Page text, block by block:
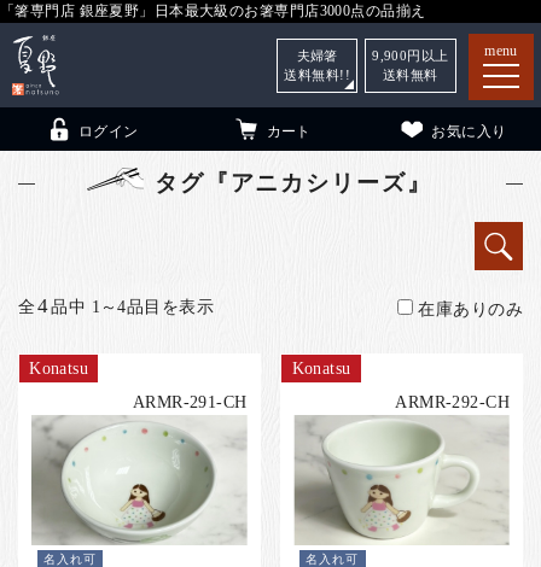
「箸専門店 銀座夏野」日本最大級のお箸専門店3000点の品揃え
menu
銀座夏野・箸長
こども和食器 小夏について
ご利用ガイド
法人・飲食店のお客様
お客様の声
ログイン カート お気に入り
夫婦箸
送料無料!!
9,900 円以上
送料無料
タグ『アニカシリーズ』
全4品中 1～4品目を表示 在庫ありのみ
Konatsu
ARMR-291-CH
名入れ可
Konatsu
ARMR-292-CH
名入れ可